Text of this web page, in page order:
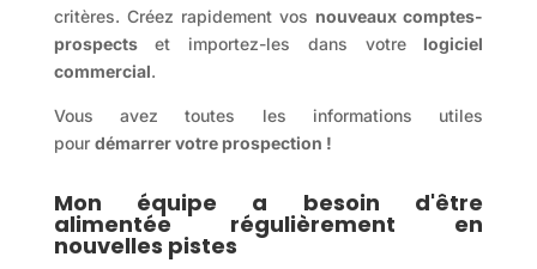
critères. Créez rapidement vos nouveaux comptes-
prospects
et importez-les dans votre
logiciel
commercial.
Vous avez toutes les informations utiles
pour démarrer votre prospection !
Mon équipe a besoin d'être
alimentée régulièrement en
nouvelles pistes